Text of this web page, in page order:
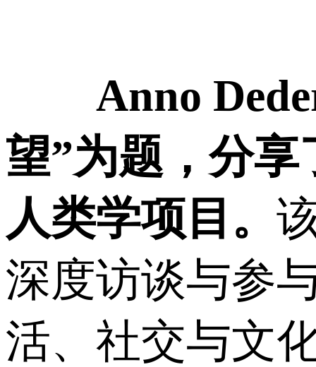
Anno
望”为题，分享
人类学项目。
深度访谈与参
活、社交与文